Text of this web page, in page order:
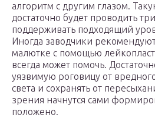
алгоритм с другим глазом.
достаточно будет проводить
поддерживать подходящий
Иногда заводчики
малютке с помощью
всегда может помочь.
уязвимую роговицу от
света и сохранять от
зрения начнутся сами
положено.